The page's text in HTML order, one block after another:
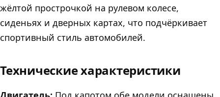
жёлтой прострочкой на рулевом колесе,
сиденьях и дверных картах, что подчёркивает
спортивный стиль автомобилей.
Технические характеристики